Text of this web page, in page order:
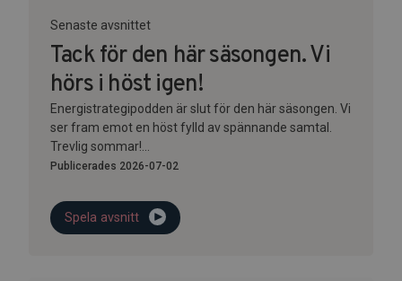
Senaste avsnittet
Tack för den här säsongen. Vi
hörs i höst igen!
Energistrategipodden är slut för den här säsongen. Vi
ser fram emot en höst fylld av spännande samtal.
Trevlig sommar!...
Publicerades 2026-07-02
Spela avsnitt